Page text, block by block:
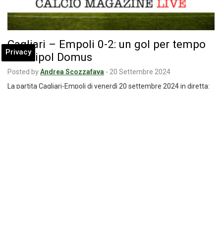
Cagliari – Empoli 0-2: un gol per tempo
all’Unipol Domus
Posted byAndrea Scozzafava - 20 Settembre 2024
La partita Cagliari-Empoli di venerdì 20 settembre 2024 in diretta:
Privacy